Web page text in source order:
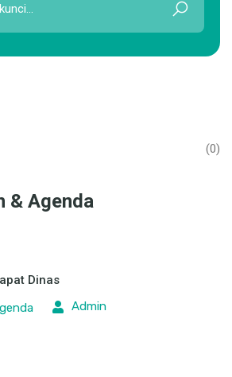
(0)
& Agenda
Dinas
Admin